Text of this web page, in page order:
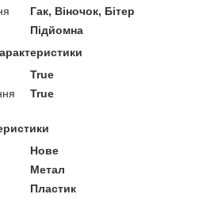
Гак, Віночок, Бітер
Підйомна
True
True
Нове
Метал
Пластик